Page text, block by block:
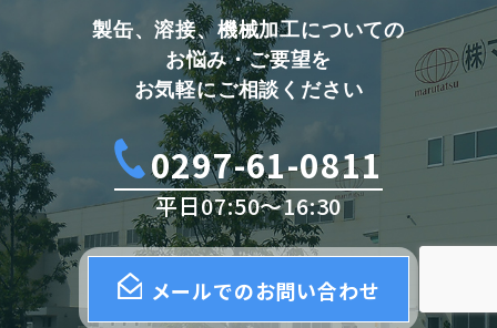
製⽸、溶接、機械加⼯についての
お悩み・ご要望を
お気軽にご相談ください
0297-61-0811
平⽇07:50〜16:30
メールでのお問い合わせ